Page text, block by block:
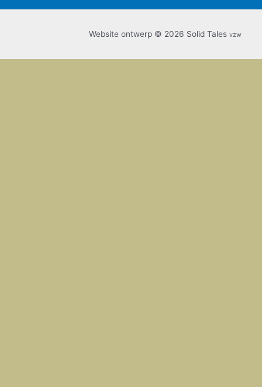
Website ontwerp © 2026 Solid Tales vzw